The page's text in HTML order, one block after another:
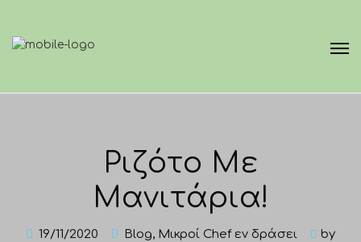
Ριζότο Με
Μανιτάρια!
19/11/2020 Blog, Μικροί Chef εν δράσει
by